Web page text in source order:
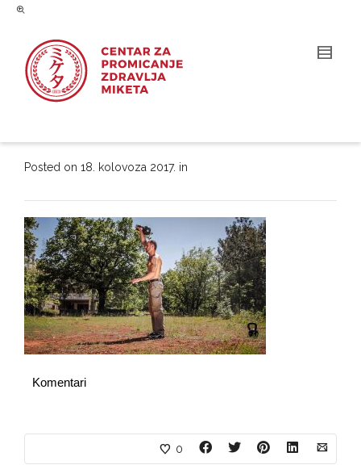
Posted on 18. kolovoza 2017. in
Komentari
0